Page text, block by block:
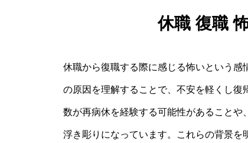
休職 復職
休職から復職する際に感じる怖いという
の原因を理解することで、不安を軽くし
数が再病休を経験する可能性があること
浮き彫りになっています。これらの背景